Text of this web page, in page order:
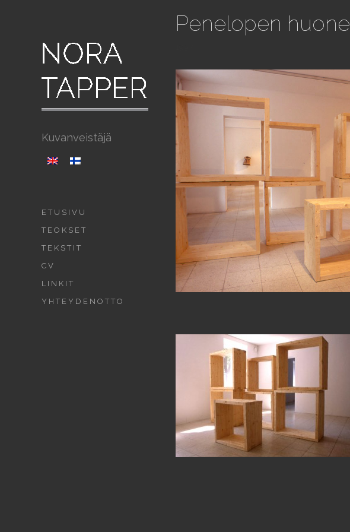
Kuvanveistäjä
ETUSIVU
TEOKSET
TEKSTIT
CV
LINKIT
YHTEYDENOTTO
Penelopen huone